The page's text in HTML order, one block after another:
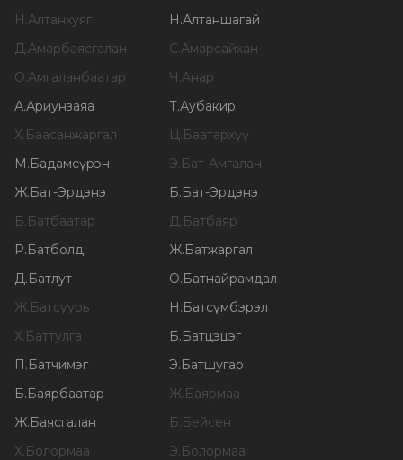
Н.Алтанхуяг Н.Алтаншагай
Д.Амарбаясгалан С.Амарсайхан
О.Амгаланбаатар Ч.Анар
А.Ариунзаяа Т.Аубакир
Х.Баасанжаргал Ц.Баатархүү
М.Бадамсүрэн Э.Бат-Амгалан
Ж.Бат-Эрдэнэ Б.Бат-Эрдэнэ
Б.Батбаатар Д.Батбаяр
Р.Батболд Ж.Батжаргал
Д.Батлут О.Батнайрамдал
Ж.Батсуурь Н.Батсүмбэрэл
Х.Баттулга Б.Батцэцэг
П.Батчимэг Э.Батшугар
Б.Баярбаатар Ж.Баярмаа
Ж.Баясгалан Б.Бейсен
Х.Болормаа Э.Болормаа